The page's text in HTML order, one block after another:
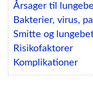
Årsager til
Bakterier, virus,
Smitte og
Risikofaktorer
Komplikationer